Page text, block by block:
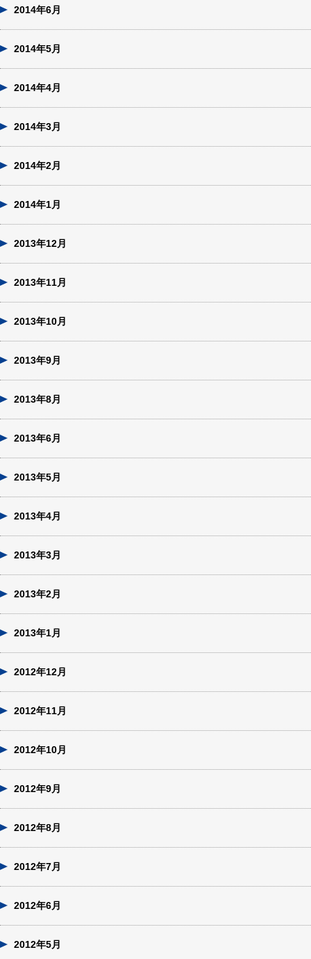
2014年6月
2014年5月
2014年4月
2014年3月
2014年2月
2014年1月
2013年12月
2013年11月
2013年10月
2013年9月
2013年8月
2013年6月
2013年5月
2013年4月
2013年3月
2013年2月
2013年1月
2012年12月
2012年11月
2012年10月
2012年9月
2012年8月
2012年7月
2012年6月
2012年5月